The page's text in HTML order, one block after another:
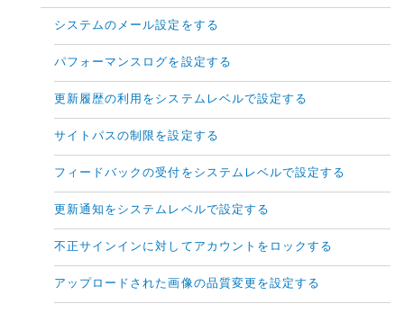
システムのメール設定をする
パフォーマンスログを設定する
更新履歴の利用をシステムレベルで設定する
サイトパスの制限を設定する
フィードバックの受付をシステムレベルで設定する
更新通知をシステムレベルで設定する
不正サインインに対してアカウントをロックする
アップロードされた画像の品質変更を設定する